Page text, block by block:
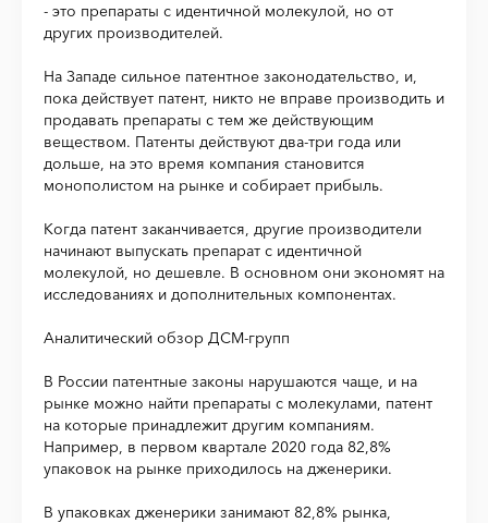
- это препараты с идентичной молекулой, но от
других производителей.
На Западе сильное патентное законодательство, и,
пока действует патент, никто не вправе производить и
продавать препараты с тем же действующим
веществом. Патенты действуют два-три года или
дольше, на это время компания становится
монополистом на рынке и собирает прибыль.
Когда патент заканчивается, другие производители
начинают выпускать препарат с идентичной
молекулой, но дешевле. В основном они экономят на
исследованиях и дополнительных компонентах.
Аналитический обзор ДСМ-групп
В России патентные законы нарушаются чаще, и на
рынке можно найти препараты с молекулами, патент
на которые принадлежит другим компаниям.
Например, в первом квартале 2020 года 82,8%
упаковок на рынке приходилось на дженерики.
В упаковках дженерики занимают 82,8% рынка,